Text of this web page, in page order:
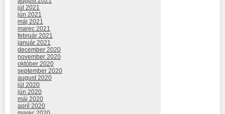
júl 2021
jún 2021
máj 2021
marec 2021
február 2021
január 2021
december 2020
november 2020
október 2020
september 2020
august 2020
júl 2020
jún 2020
máj 2020
apríl 2020